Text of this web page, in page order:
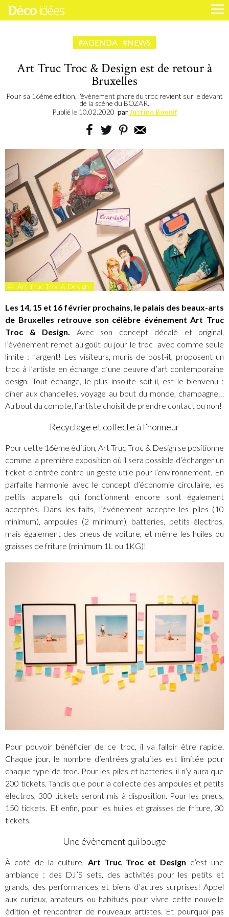
#AGENDA #NEWS
Art Truc Troc & Design est de retour à
Bruxelles
Pour sa 16ème édition, l'évènement phare du troc revient sur le devant
de la scène du BOZAR.
Publié le 10.02.2020 parJustine Bounif
© Art Truc Troc & Design
Les 14, 15 et 16 février prochains, le palais des beaux-arts
de Bruxelles retrouve son célèbre événement Art Truc
Troc & Design. Avec son concept décalé et original,
l’événement remet au goût du jour le troc avec comme seule
limite : l’argent! Les visiteurs, munis de post-it, proposent un
troc à l’artiste en échange d’une oeuvre d’art contemporaine
design. Tout échange, le plus insolite soit-il, est le bienvenu :
dîner aux chandelles, voyage au bout du monde, champagne…
Au bout du compte, l’artiste choisit de prendre contact ou non!
Recyclage et collecte à l’honneur
Pour cette 16ème édition, Art Truc Troc & Design se positionne
comme la première exposition où il sera possible d’échanger un
ticket d’entrée contre un geste utile pour l’environnement. En
parfaite harmonie avec le concept d’économie circulaire, les
petits appareils qui fonctionnent encore sont également
acceptés. Dans les faits, l’événement accepte les piles (10
minimum), ampoules (2 minimum), batteries, petits électros,
mais également des pneus de voiture, et même les huiles ou
graisses de friture (minimum 1L ou 1KG)!
Pour pouvoir bénéficier de ce troc, il va falloir être rapide.
Chaque jour, le nombre d’entrées gratuites est limitée pour
chaque type de troc. Pour les piles et batteries, il n’y aura que
200 tickets. Tandis que pour la collecte des ampoules et petits
électros, 300 tickets seront mis à disposition. Pour les pneus,
150 tickets. Et enfin, pour les huiles et graisses de friture, 30
tickets.
Une évènement qui bouge
À coté de la culture, Art Truc Troc et Design c’est une
ambiance : des DJ’S sets, des activités pour les petits et
grands, des performances et biens d’autres surprises! Appel
aux curieux, amateurs ou habitués pour vivre cette nouvelle
édition et rencontrer de nouveaux artistes. Et pourquoi pas